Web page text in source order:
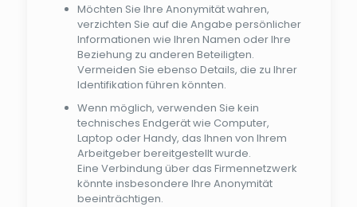
Möchten Sie Ihre Anonymität wahren,
verzichten Sie auf die Angabe persönlicher
Informationen wie Ihren Namen oder Ihre
Beziehung zu anderen Beteiligten.
Vermeiden Sie ebenso Details, die zu Ihrer
Identifikation führen könnten.
Wenn möglich, verwenden Sie kein
technisches Endgerät wie Computer,
Laptop oder Handy, das Ihnen von Ihrem
Arbeitgeber bereitgestellt wurde.
Eine Verbindung über das Firmennetzwerk
könnte insbesondere Ihre Anonymität
beeinträchtigen.